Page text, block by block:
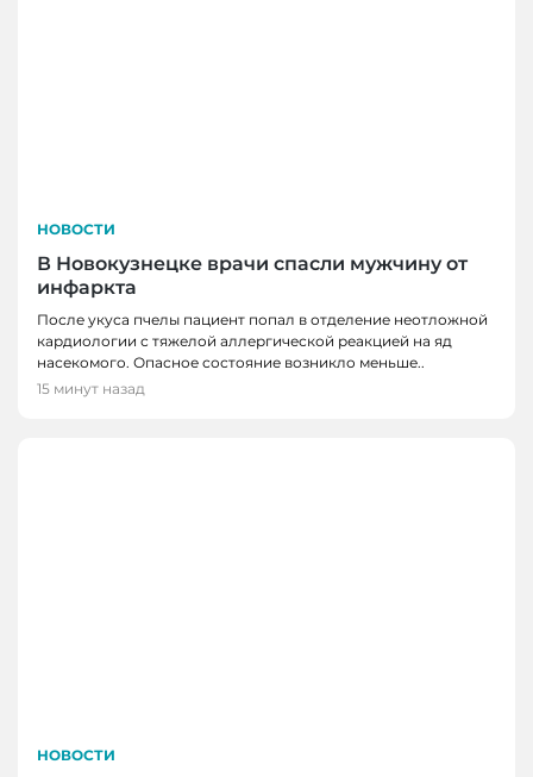
НОВОСТИ
В Новокузнецке врачи спасли мужчину от
инфаркта
После укуса пчелы пациент попал в отделение неотложной
кардиологии с тяжелой аллергической реакцией на яд
насекомого. Опасное состояние возникло меньше..
15 минут назад
НОВОСТИ